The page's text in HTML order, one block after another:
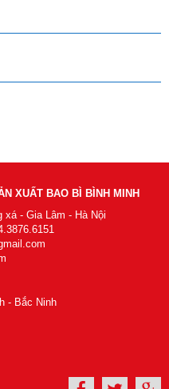
XUẤT BAO BÌ BÌNH MINH
- Gia Lâm - Hà Nội
- Bắc Ninh